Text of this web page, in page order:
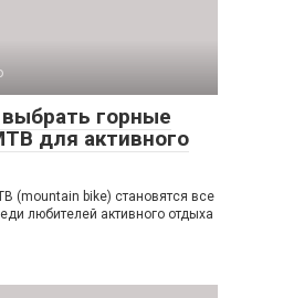
горные
для активного
(mountain bike) становятся все
любителей активного отдыха